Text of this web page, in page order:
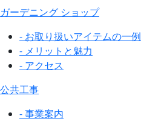
ガーデニング ショップ
- お取り扱いアイテムの一例
- メリットと魅力
- アクセス
公共工事
- 事業案内